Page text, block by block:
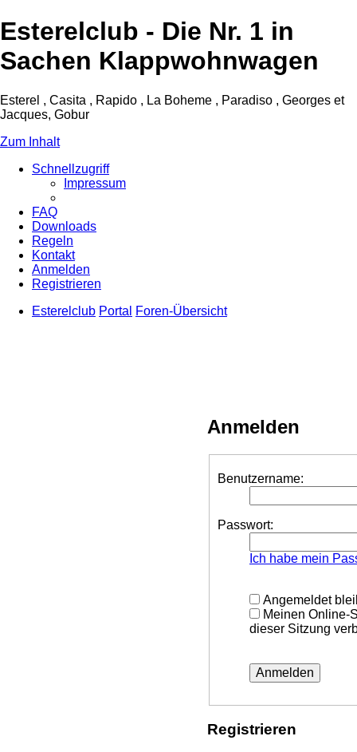
Esterelclub - Die Nr. 1 in
Sachen Klappwohnwagen
Esterel , Casita , Rapido , La Boheme , Paradiso , Georges et
Jacques, Gobur
Zum Inhalt
Schnellzugriff
Impressum
FAQ
Downloads
Regeln
Kontakt
Anmelden
Registrieren
Esterelclub Portal Foren-Übersicht
Anmelden
Benutzername:
Passwort:
Ich habe mein
Angemeldet
Meinen Online-
dieser Sitzung
Registrieren